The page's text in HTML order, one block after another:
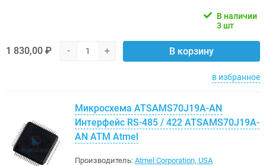
В наличии
3 шт
1 830,00 ₽ - + В корзину
в избранное
Микросхема ATSAMS70J19A-AN
Интерфейс RS-485 / 422 ATSAMS70J19A-
AN ATM Atmel
Производитель: Atmel Corporation, USA